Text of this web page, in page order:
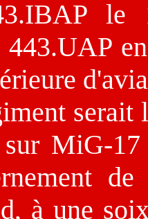
le
443.UAP
MiG-
à une